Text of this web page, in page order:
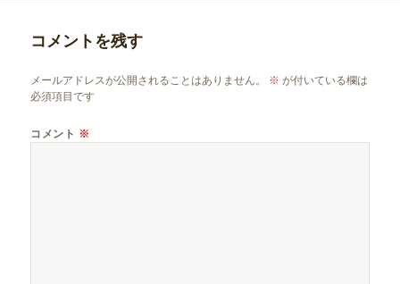
コメントを残す
メールアドレスが公開されることはありません。 ※ が付いている欄は
必須項目です
コメント ※